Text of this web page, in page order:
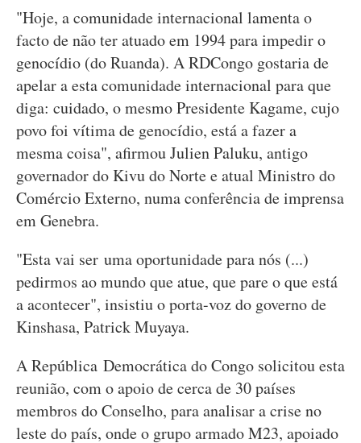
"Hoje, a comunidade internacional lamenta o
facto de não ter atuado em 1994 para impedir o
genocídio (do Ruanda). A RDCongo gostaria de
apelar a esta comunidade internacional para que
diga: cuidado, o mesmo Presidente Kagame, cujo
povo foi vítima de genocídio, está a fazer a
mesma coisa", afirmou Julien Paluku, antigo
governador do Kivu do Norte e atual Ministro do
Comércio Externo, numa conferência de imprensa
em Genebra.
"Esta vai ser uma oportunidade para nós (...)
pedirmos ao mundo que atue, que pare o que está
a acontecer", insistiu o porta-voz do governo de
Kinshasa, Patrick Muyaya.
A República Democrática do Congo solicitou esta
reunião, com o apoio de cerca de 30 países
membros do Conselho, para analisar a crise no
leste do país, onde o grupo armado M23, apoiado